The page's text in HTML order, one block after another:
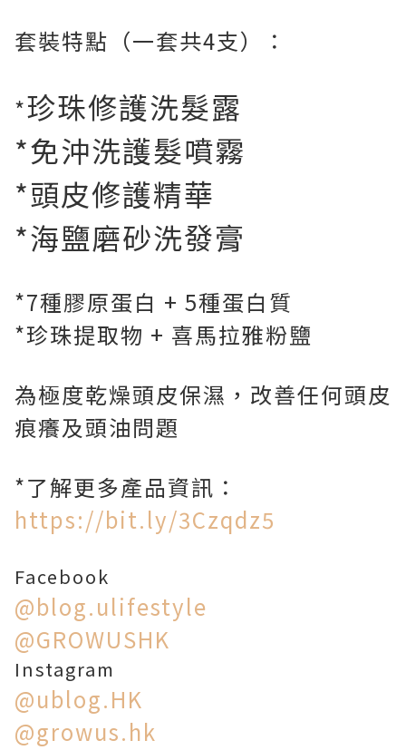
套裝特點（一套共4支）：
*珍珠修護洗髮露
*免沖洗護髮噴霧
*頭皮修護精華
*海鹽磨砂洗發膏
*7種膠原蛋白 + 5種蛋白質
*珍珠提取物 + 喜馬拉雅粉鹽
為極度乾燥頭皮保濕，改善任何頭皮
痕癢及頭油問題
*了解更多產品資訊：
https://bit.ly/3Czqdz5
Facebook
@blog.ulifestyle
@GROWUSHK
Instagram
@ublog.HK
@growus.hk